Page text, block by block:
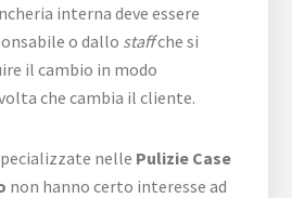
interna deve essere
o dallo staffche si
il cambio in modo
che cambia il cliente.
nelle Pulizie Case
non hanno certo interesse ad